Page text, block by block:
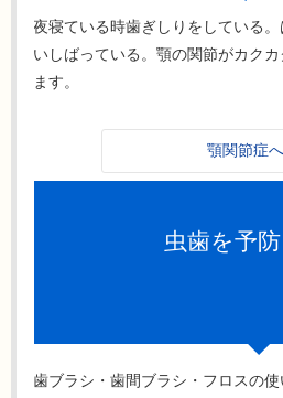
夜寝ている時歯ぎしりをしている
いしばっている。顎の関節がカク
ます。
顎関節症へ
虫歯を予
歯ブラシ・歯間ブラシ・フロスの使